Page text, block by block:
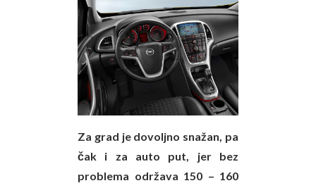
Za grad je dovoljno snažan, pa
čak i za auto put, jer bez
problema održava 150 – 160